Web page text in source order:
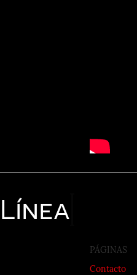
Línea
PÁGINAS
Contacto